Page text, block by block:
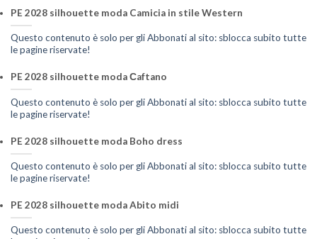
PE 2028 silhouette moda Camicia in stile Western
Questo contenuto è solo per gli Abbonati al sito: sblocca subito tutte
le pagine riservate!
PE 2028 silhouette moda Сaftano
Questo contenuto è solo per gli Abbonati al sito: sblocca subito tutte
le pagine riservate!
PE 2028 silhouette moda Boho dress
Questo contenuto è solo per gli Abbonati al sito: sblocca subito tutte
le pagine riservate!
PE 2028 silhouette moda Abito midi
Questo contenuto è solo per gli Abbonati al sito: sblocca subito tutte